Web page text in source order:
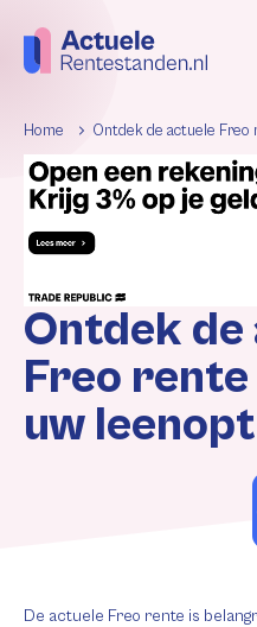
Home Ontdek de actuele Freo
Ontdek de
Freo
uw
De actuele Freo rente is